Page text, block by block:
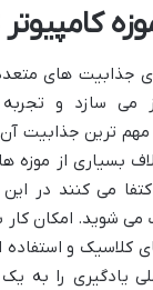
کامپیوتر
جذابیت های
می سازد و تجربه
ترین جذابیت آن
بسیاری از موزه
می کنند در
می شوید. امکان کار
کلاسیک و استفاده
یادگیری را به یک